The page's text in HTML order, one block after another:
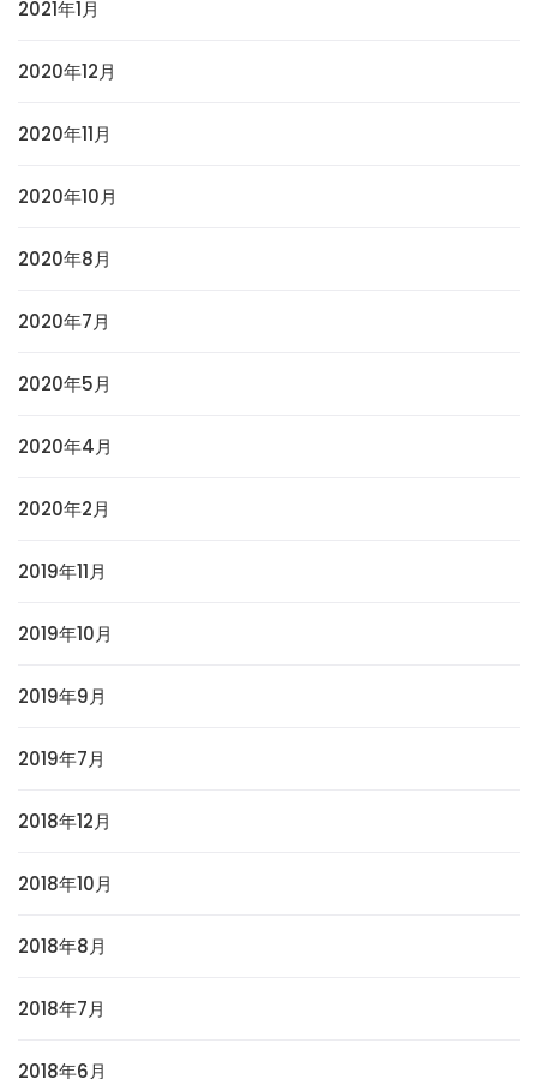
2021年1月
2020年12月
2020年11月
2020年10月
2020年8月
2020年7月
2020年5月
2020年4月
2020年2月
2019年11月
2019年10月
2019年9月
2019年7月
2018年12月
2018年10月
2018年8月
2018年7月
2018年6月